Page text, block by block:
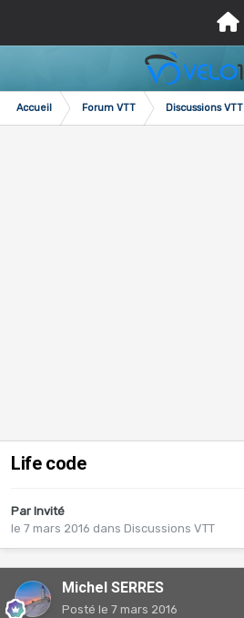
Accueil Forum VTT Discussions VTT
Life code
Par Invité
le 7 mars 2016 dans Discussions VTT
Michel SERRES
Posté le 7 mars 2016